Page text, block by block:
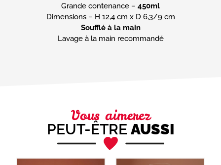
Grande contenance – 450ml
Soufflé à la main
Lavage à la main recommandé
Vous aimerez
PEUT-ÊTRE AUSSI